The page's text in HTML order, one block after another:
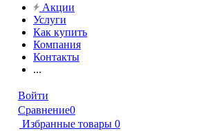
Акции
Услуги
Как купить
Компания
Контакты
...
Войти
Сравнение0
Избранные товары 0